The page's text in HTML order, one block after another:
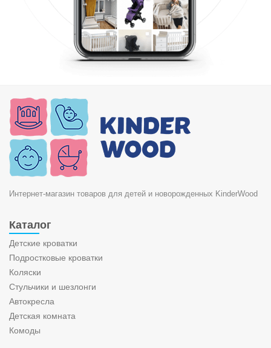
Интернет-магазин товаров для детей и новорожденных KinderWood
Каталог
Детские кроватки
Подростковые кроватки
Коляски
Стульчики и шезлонги
Автокресла
Детская комната
Комоды